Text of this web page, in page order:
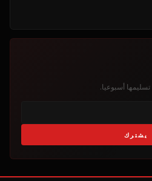
تسليمها أسبوعيا.
يشترك